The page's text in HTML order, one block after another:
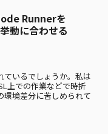
Runnerを
動に合わせる
ているでしょうか。私は
上での作業などで時折
環境差分に苦しめられて